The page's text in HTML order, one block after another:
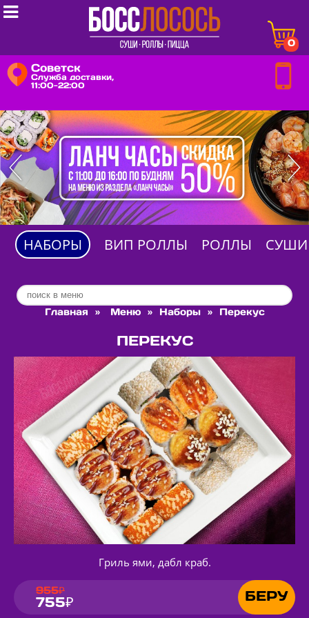
0
Советск
Служба доставки,
11:00-22:00

НАБОРЫ ВИП РОЛЛЫ РОЛЛЫ СУШИ
Главная » Меню» Наборы» Перекус
ПЕРЕКУС
Гриль ями, дабл краб.
955₽
755₽ БЕРУ